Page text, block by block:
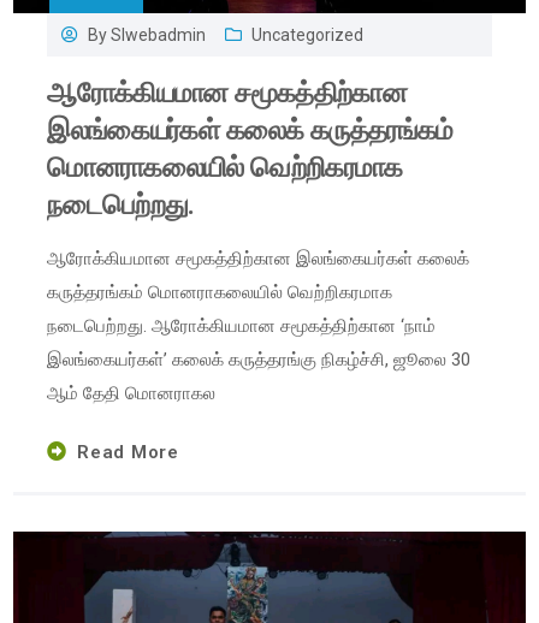
BySlwebadmin Uncategorized
ஆரோக்கியமான சமூகத்திற்கான
இலங்கையர்கள் கலைக் கருத்தரங்கம்
மொனராகலையில் வெற்றிகரமாக
நடைபெற்றது.
ஆரோக்கியமான சமூகத்திற்கான இலங்கையர்கள் கலைக்
கருத்தரங்கம் மொனராகலையில் வெற்றிகரமாக
நடைபெற்றது. ஆரோக்கியமான சமூகத்திற்கான ‘நாம்
இலங்கையர்கள்’ கலைக் கருத்தரங்கு நிகழ்ச்சி, ஜூலை 30
ஆம் தேதி மொனராகல
Read More